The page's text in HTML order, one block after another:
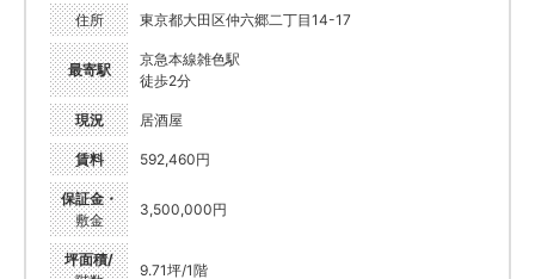
住所 東京都大田区仲六郷二丁目14-17
最寄駅
京急本線雑色駅
徒歩2分
現況 居酒屋
賃料 592,460円
保証金・
敷金
3,500,000円
坪面積/
9.71坪/1階